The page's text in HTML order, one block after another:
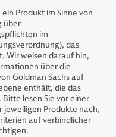
Produkt im Sinne von
über
im
das
Wir weisen darauf hin,
über die
Goldman Sachs auf
enthält, die das
lesen Sie vor einer
jeweiligen Produkte nach,
auf verbindlicher